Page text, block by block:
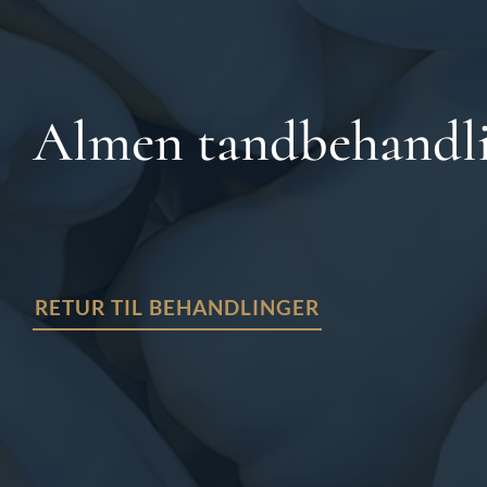
Almen
RETUR TIL BEHANDLINGER